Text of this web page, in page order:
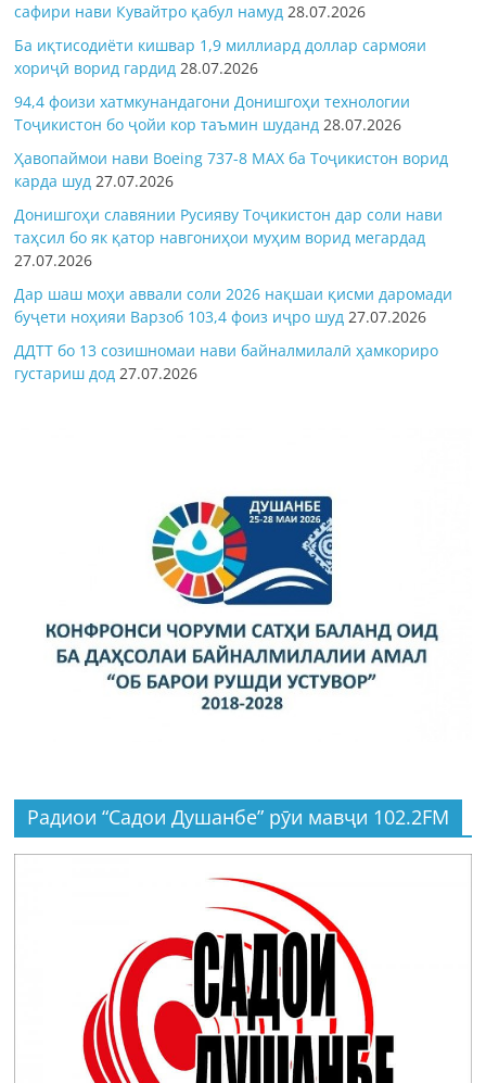
сафири нави Кувайтро қабул намуд 28.07.2026
Ба иқтисодиёти кишвар 1,9 миллиард доллар сармояи
хориҷӣ ворид гардид 28.07.2026
94,4 фоизи хатмкунандагони Донишгоҳи технологии
Тоҷикистон бо ҷойи кор таъмин шуданд 28.07.2026
Ҳавопаймои нави Boeing 737-8 MAX ба Тоҷикистон ворид
карда шуд 27.07.2026
Донишгоҳи славянии Русияву Тоҷикистон дар соли нави
таҳсил бо як қатор навгониҳои муҳим ворид мегардад
27.07.2026
Дар шаш моҳи аввали соли 2026 нақшаи қисми даромади
буҷети ноҳияи Варзоб 103,4 фоиз иҷро шуд 27.07.2026
ДДТТ бо 13 созишномаи нави байналмилалӣ ҳамкориро
густариш дод 27.07.2026
Радиои “Садои Душанбе” рӯи мавҷи 102.2FM